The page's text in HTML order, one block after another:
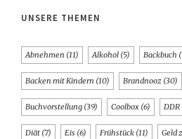
UNSERE THEMEN
Abnehmen (11) Alkohol (5) Backbuch
Backen mit Kindern (10) Brandnooz (30)
Buchvorstellung (39) Coolbox (6) DDR
Diät (7) Eis (6) Frühstück (11) Geld